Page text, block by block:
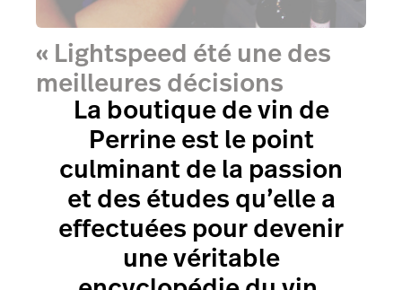
« Lightspeed été une des
meilleures décisions
possibles pour mon
commerce. »
La boutique de vin de
Perrine est le point
culminant de la passion
et des études qu’elle a
effectuées pour devenir
une véritable